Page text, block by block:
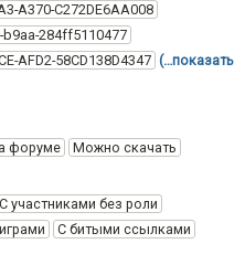
A370-C272DE6AA008
b9aa-284ff5110477
AFD2-58CD138D4347 (…показать
форуме
Можно скачать
С участниками без роли
С битыми ссылками